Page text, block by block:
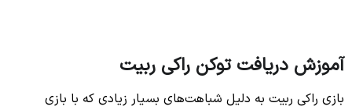
آموزش دریافت توکن راکی ربیت
بازی راکی ربیت به دلیل شباهت‌های بسیار زیادی که با بازی